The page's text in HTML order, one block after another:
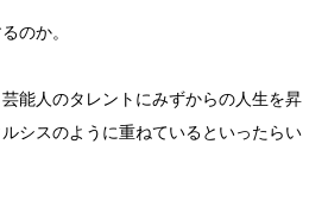
のか。
能人のタレントにみずからの人生を昇
シスのように重ねているといったらい